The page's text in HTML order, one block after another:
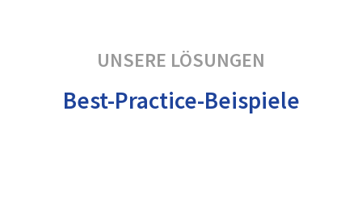
UNSERE LÖSUNGEN
Best-Practice-Beispiele